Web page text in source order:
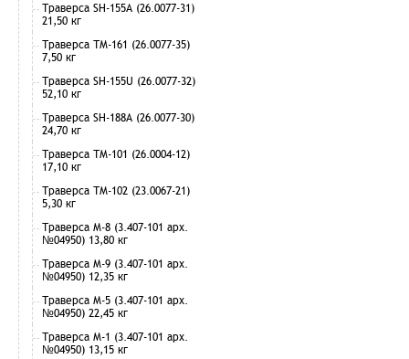
Траверса SH-155А (26.0077-31)
21,50 кг
Траверса ТМ-161 (26.0077-35)
7,50 кг
Траверса SH-155U (26.0077-32)
52,10 кг
Траверса SH-188А (26.0077-30)
24,70 кг
Траверса ТМ-101 (26.0004-12)
17,10 кг
Траверса ТМ-102 (23.0067-21)
5,30 кг
Траверса М-8 (3.407-101 арх.
№04950) 13,80 кг
Траверса М-9 (3.407-101 арх.
№04950) 12,35 кг
Траверса М-5 (3.407-101 арх.
№04950) 22,45 кг
Траверса М-1 (3.407-101 арх.
№04950) 13,15 кг